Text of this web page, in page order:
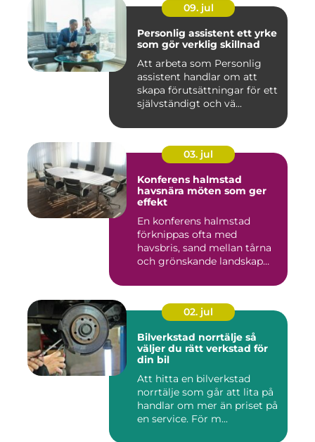
09. jul
Personlig assistent ett yrke
som gör verklig skillnad
Att arbeta som Personlig
assistent handlar om att
skapa förutsättningar för ett
självständigt och vä...
03. jul
Konferens halmstad
havsnära möten som ger
effekt
En konferens halmstad
förknippas ofta med
havsbris, sand mellan tårna
och grönskande landskap
02. jul
Bilverkstad norrtälje så
väljer du rätt verkstad för
din bil
Att hitta en bilverkstad
norrtälje som går att lita på
handlar om mer än priset på
en service. För m...